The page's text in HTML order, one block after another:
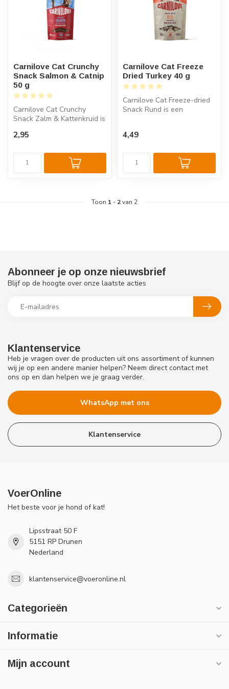
Carnilove Cat Crunchy
Snack Salmon & Catnip
50 g
Carnilove Cat Crunchy
Snack Zalm & Kattenkruid is
met...
2,95
Carnilove Cat Freeze
Dried Turkey 40 g
Carnilove Cat Freeze-dried
Snack Rund is een
4,49
Toon 1 - 2van 2
Klantenservice
Heb je vragen over de producten uit ons assortiment of kunnen
wij je op een andere manier helpen? Neem direct contact met
ons op en dan helpen we je graag verder.
WhatsApp met ons
Klantenservice
Abonneer je op onze nieuwsbrief
Blijf op de hoogte over onze laatste acties
VoerOnline
Het beste voor je hond of kat!
Lipsstraat 50 F
5151 RP Drunen
Nederland
klantenservice@voeronline.nl
Categorieën
Informatie
Mijn account